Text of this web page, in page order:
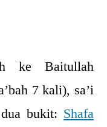
ke Baitullah
7 kali), sa’i
bukit: Shafa